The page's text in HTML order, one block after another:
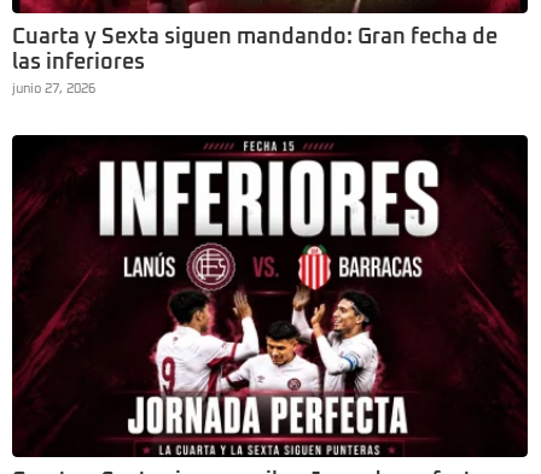
Cuarta y Sexta siguen mandando: Gran fecha de
las inferiores
junio 27, 2026